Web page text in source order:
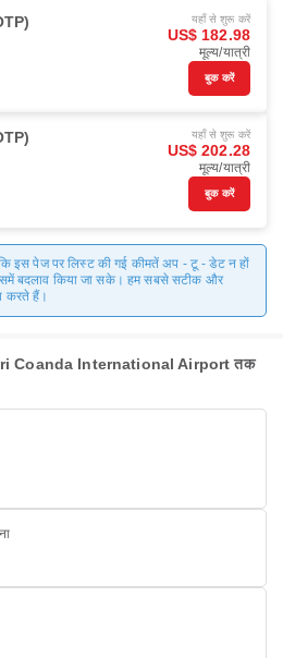
यहाँ से शुरू करें
US$ 182.98
मूल्य/यात्री
बुक करें
यहाँ से शुरू करें
US$ 202.28
मूल्य/यात्री
बुक करें
इस पेज पर लिस्ट की गई कीमतें अप - टू - डेट न हों
बदलाव किया जा सके। हम सबसे सटीक और
करते हैं।
Coanda International Airport तक